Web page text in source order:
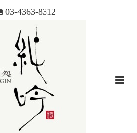
03-4363-8312